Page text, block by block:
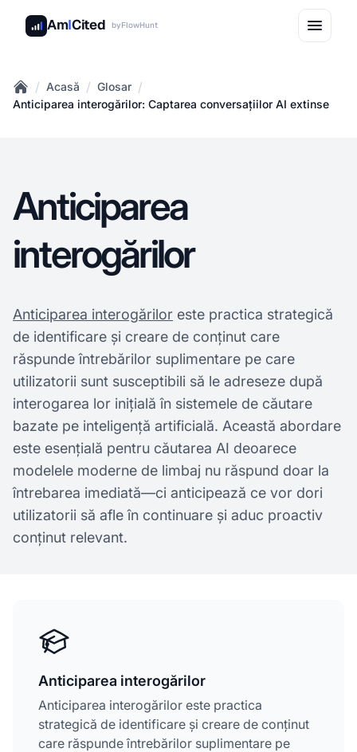
AmICited byFlowHunt
Home
/ Acasă / Glosar /
Anticiparea interogărilor: Captarea conversațiilor AI extinse
Anticiparea
interogărilor
Anticiparea interogărilor este practica strategică
de identificare și creare de conținut care
răspunde întrebărilor suplimentare pe care
utilizatorii sunt susceptibili să le adreseze după
interogarea lor inițială în sistemele de căutare
bazate pe inteligență artificială. Această abordare
este esențială pentru căutarea AI deoarece
modelele moderne de limbaj nu răspund doar la
întrebarea imediată—ci anticipează ce vor dori
utilizatorii să afle în continuare și aduc proactiv
conținut relevant.
Anticiparea interogărilor
Anticiparea interogărilor este practica
strategică de identificare și creare de conținut
care răspunde întrebărilor suplimentare pe